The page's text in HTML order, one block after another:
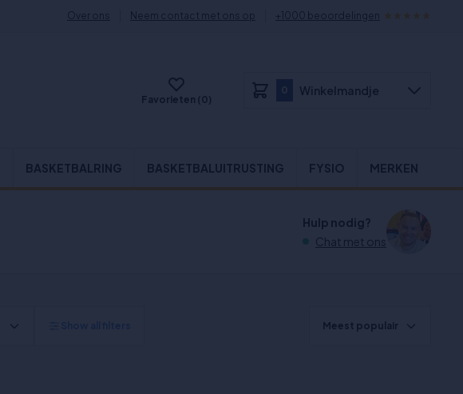
Over ons Neem contact met ons op +1000 beoordelingen
Favorieten (0)
Winkelmandje
BASKETBALRING BASKETBALUITRUSTING FYSIO MERKEN
Hulp nodig?
Chat met ons
Meest populair